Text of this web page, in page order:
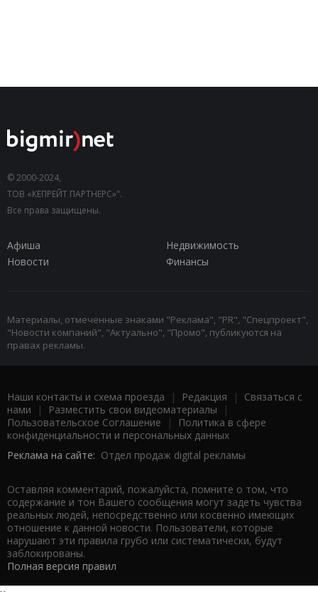
© 2000-2024,
ТОВ «КЕПРЕЙТ ПАРТНЕРС»".
Все права защищены.
Афиша
Недвижимость
Новости
Финансы
Материалы, отмеченные знаками "Реклама", "PR", "Спецпроект",
"Новости компаний", "Актуально", "Промо", публикуются на
правах рекламы.
Наши контакты и схема проезда | Редакция | Связаться с
нами | Разместить свои видеоматериалы |
Пользовательское Соглашение |
Политика в сфере
конфиденциальности и персональных данных
Реклама на сайте: Отдел продаж digital рекламы
Оставляя комментарий, пожалуйста, помните о том, что
содержание и тон Вашего сообщения могут задеть чувства
реальных людей, непосредственно или косвенно имеющих
отношение к данной новости. Пользователи, которые
нарушают эти правила грубо или систематически, будут
заблокированы.
Полная версия правил